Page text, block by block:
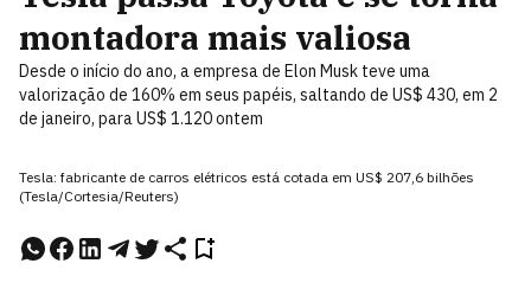
montadora mais valiosa
Desde o início do ano, a empresa de Elon Musk teve uma
valorização de 160% em seus papéis, saltando de US$ 430, em 2
de janeiro, para US$ 1.120 ontem
Tesla: fabricante de carros elétricos está cotada em US$ 207,6 bilhões
(Tesla/Cortesia/Reuters)